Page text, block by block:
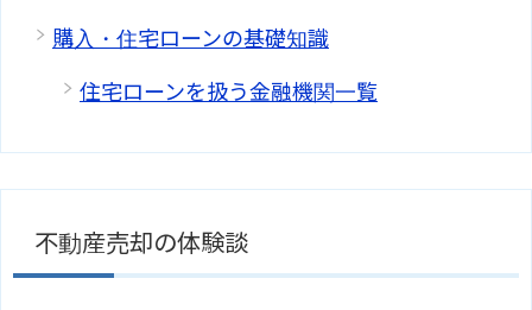
購入・住宅ローンの基礎知識
住宅ローンを扱う金融機関一覧
不動産売却の体験談